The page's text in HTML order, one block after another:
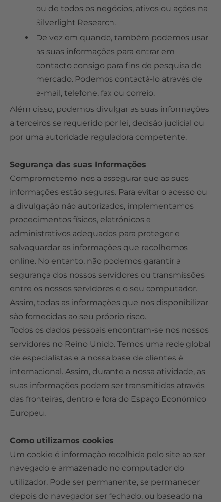
ou de todos os negócios, ativos ou ações na
Silverlight Research.
De vez em quando, também podemos usar
as suas informações para entrar em
contacto consigo para fins de pesquisa de
mercado. Podemos contactá-lo através de
e-mail, telefone, fax ou correio.
Além disso, podemos divulgar as suas informações
a terceiros se requerido por lei, decisão judicial ou
por uma autoridade reguladora competente.
Segurança das suas Informações
Comprometemo-nos a assegurar que as suas
informações estão seguras. Para evitar o acesso ou
a divulgação não autorizados, implementamos
procedimentos físicos, eletrónicos e
administrativos adequados para proteger e
salvaguardar as informações que recolhemos
online. No entanto, não podemos garantir a
segurança dos nossos servidores ou transmissões
entre os nossos servidores e o seu computador.
Assim, todas as informações que nos disponibilizar
são fornecidas ao seu próprio risco.
Todos os dados pessoais encontram-se nos nossos
servidores no Reino Unido. Temos uma rede global
de especialistas e a nossa base de clientes é
internacional. Assim, durante a nossa atividade, as
suas informações podem ser transmitidas através
das fronteiras, dentro e fora do Espaço Económico
Europeu.
Como utilizamos cookies
Um cookie é informação recolhida pelo site ao ser
navegado e armazenado no computador do
utilizador. Pode ser permanente, se permanecer
depois do navegador ser fechado, ou baseado na